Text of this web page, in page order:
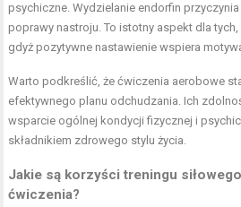
psychiczne. Wydzielanie endorfin
poprawy nastroju. To istotny aspekt dla
gdyż pozytywne nastawienie wspiera
Warto podkreślić, że ćwiczenia aerobowe
efektywnego planu odchudzania. Ich
wsparcie ogólnej kondycji fizycznej i
składnikiem zdrowego stylu życia.
Jakie są korzyści treningu
ćwiczenia?